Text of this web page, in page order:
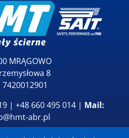
MRĄGOWO
8
7420012901
| +48 660 495 014 | Mail:
abr.pl